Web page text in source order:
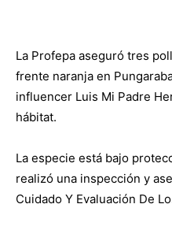
La Profepa aseguró tres
frente naranja en
influencer Luis Mi Padre
hábitat.
La especie está bajo
realizó una inspección y
Cuidado Y Evaluación De